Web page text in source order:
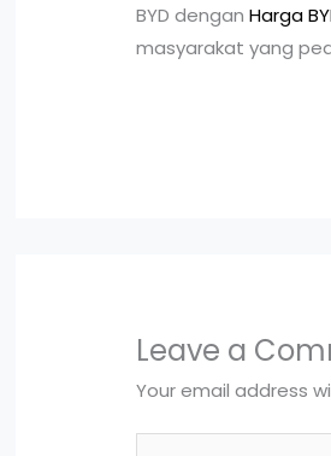
BYD denganHarga
masyarakat yang
Leave a
Your email address